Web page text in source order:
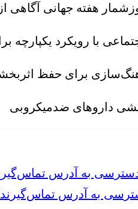
هفته جهانی آگاهی از مقاومت
به آدرس تماس‌گیرندگان